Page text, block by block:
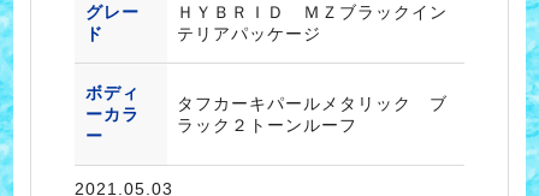
グレー
ド
ＨＹＢＲＩＤ ＭＺブラックイン
テリアパッケージ
ボディ
ーカラ
ー
タフカーキパールメタリック ブ
ラック２トーンルーフ
2021.05.03